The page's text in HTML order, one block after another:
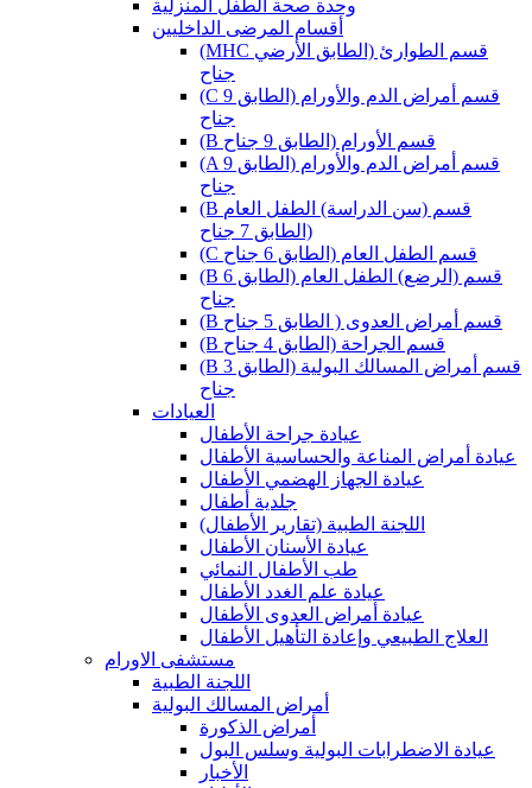
وحدة صحة الطفل المنزلية
أقسام المرضى الداخليين
(MHC قسم الطوارئ (الطابق الأرضي
جناح
(C قسم أمراض الدم والأورام (الطابق 9
جناح
(B قسم الأورام (الطابق 9 جناح
(A قسم أمراض الدم والأورام (الطابق 9
جناح
(B قسم (سن الدراسة) الطفل العام
(الطابق 7 جناح
(C قسم الطفل العام (الطابق 6 جناح
(B قسم (الرضع) الطفل العام (الطابق 6
جناح
(B قسم أمراض العدوى ( الطابق 5 جناح
(B قسم الجراحة (الطابق 4 جناح
(B قسم أمراض المسالك البولية (الطابق 3
جناح
العيادات
عيادة جراحة الأطفال
عيادة أمراض المناعة والحساسية الأطفال
عيادة الجهاز الهضمي الأطفال
جلدية أطفال
(اللجنة الطبية (تقارير الأطفال
عيادة الأسنان الأطفال
طب الأطفال النمائي
عيادة علم الغدد الأطفال
عيادة أمراض العدوى الأطفال
العلاج الطبيعي وإعادة التأهيل الأطفال
مستشفى الاورام
اللجنة الطبية
أمراض المسالك البولية
أمراض الذكورة
عيادة الاضطرابات البولية وسلس البول
الأخبار